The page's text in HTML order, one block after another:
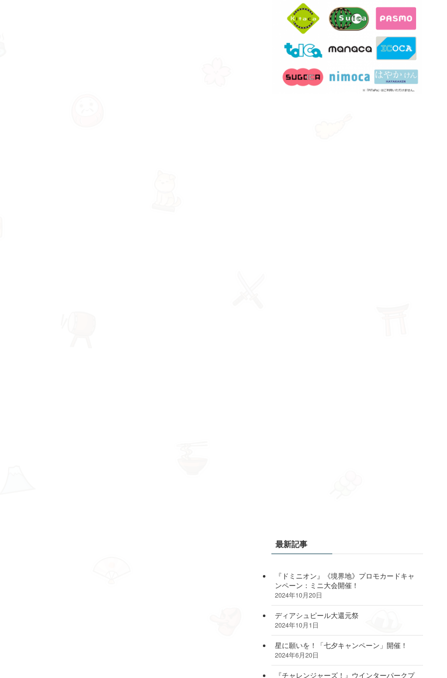
最新記事
『ドミニオン』《境界地》プロモカードキャ
ンペーン：ミニ大会開催！
2024年10月20日
ディアシュピール大還元祭
2024年10月1日
星に願いを！「七夕キャンペーン」開催！
2024年6月20日
『チャレンジャーズ！』ウインターパークプ